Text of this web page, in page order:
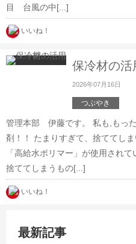
目 台風の中[...]
いいね！
保冷材の活
2026年07月16日
つぶやき
管理本部 伊藤です。 私も,もっ
剤！！ たまりすぎて、捨ててし
「高給水ポリマー」が使用され
捨ててしまうもの[...]
いいね！
最新記事